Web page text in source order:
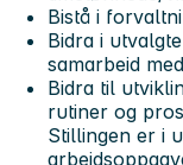
Bistå i
Bidra i
samarbeid
Bidra til
rutiner og
Stillingen er i